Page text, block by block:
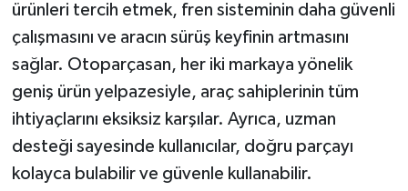
ürünleri tercih etmek, fren sisteminin daha güvenli
çalışmasını ve aracın sürüş keyfinin artmasını
sağlar. Otoparçasan, her iki markaya yönelik
geniş ürün yelpazesiyle, araç sahiplerinin tüm
ihtiyaçlarını eksiksiz karşılar. Ayrıca, uzman
desteği sayesinde kullanıcılar, doğru parçayı
kolayca bulabilir ve güvenle kullanabilir.